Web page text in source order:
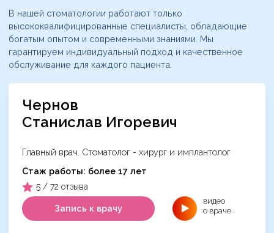
В нашей стоматологии работают только
высококвалифицированные специалисты, обладающие
богатым опытом и современными знаниями. Мы
гарантируем индивидуальный подход и качественное
обслуживание для каждого пациента.
Чернов
Станислав Игоревич
Главный врач. Стоматолог - хирург и имплантолог
Cтаж работы: более 17 лет
5 / 72 отзыва
Запись к врачу
видео
о враче